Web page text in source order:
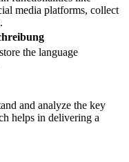
media platforms, collect
the language
and analyze the key
helps in delivering a